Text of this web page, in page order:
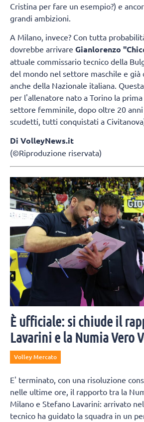
Cristina per fare un esempio?) e
grandi ambizioni.
A Milano, invece? Con tutta
dovrebbe arrivare Gianlorenzo
attuale commissario tecnico della
del mondo nel settore maschile e già
anche della Nazionale italiana.
per l'allenatore nato a Torino la
settore femminile, dopo oltre 20
scudetti, tutti conquistati a
Di VolleyNews.it
(©Riproduzione riservata)
È ufficiale: si chiude il
Lavarini e la Numia Vero
Volley Mercato
E' terminato, con una risoluzione
nelle ultime ore, il rapporto tra la
Milano e Stefano Lavarini: arrivato
tecnico ha guidato la squadra in un